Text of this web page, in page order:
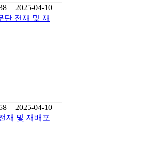
2025-04-10
단 전재 및 재
2025-04-10
재 및 재배포